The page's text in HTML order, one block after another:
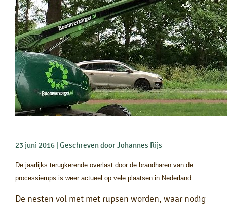
23 juni 2016 Geschreven door Johannes Rijs
De jaarlijks terugkerende overlast door de brandharen van de
processierups is weer actueel op vele plaatsen in Nederland.
De nesten vol met met rupsen worden, waar nodig